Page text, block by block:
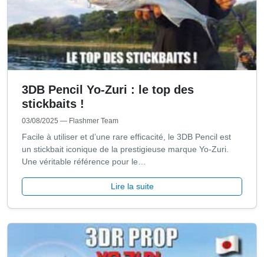
3DB Pencil Yo-Zuri : le top des
stickbaits !
03/08/2025 — Flashmer Team
Facile à utiliser et d’une rare efficacité, le 3DB Pencil est
un stickbait iconique de la prestigieuse marque Yo-Zuri.
Une véritable référence pour le…
Lire la suite